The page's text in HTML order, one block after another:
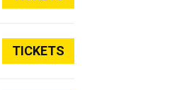
TICKETS